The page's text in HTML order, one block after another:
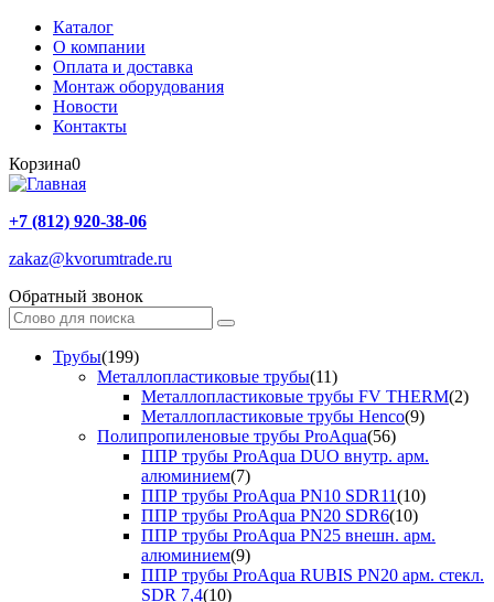
Каталог
О компании
Оплата и доставка
Монтаж оборудования
Новости
Контакты
Корзина0
+7 (812) 920-38-06
zakaz@kvorumtrade.ru
Обратный звонок
Трубы(199)
Металлопластиковые трубы(11)
Металлопластиковые трубы FV THERM(2)
Металлопластиковые трубы Henco(9)
Полипропиленовые трубы ProAqua(56)
ППР трубы ProAqua DUO внутр. арм.
алюминием(7)
ППР трубы ProAqua PN10 SDR11(10)
ППР трубы ProAqua PN20 SDR6(10)
ППР трубы ProAqua PN25 внешн. арм.
алюминием(9)
ППР трубы ProAqua RUBIS PN20 арм. стекл.
SDR 7,4(10)